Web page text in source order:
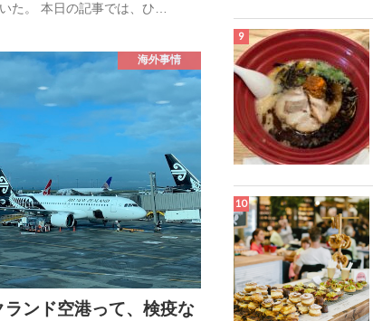
た。 本日の記事では、ひ…
海外事情
ランド空港って、検疫な